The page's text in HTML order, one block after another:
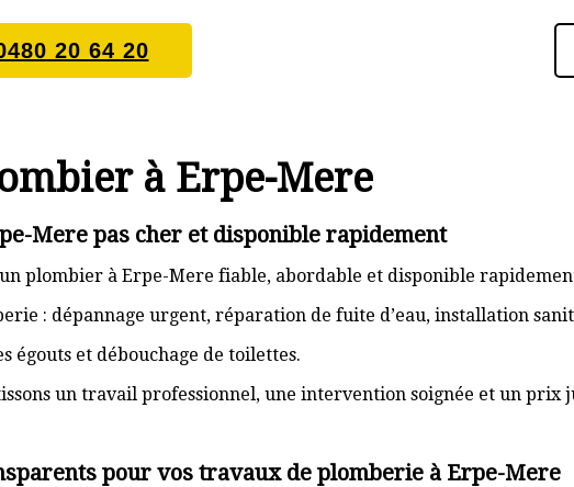
20 64 20
à Erpe-Mere
Mere pas cher et disponible rapidement
plombier à Erpe-Mere fiable, abordable et disponible
: dépannage urgent, réparation de fuite d’eau, installation
égouts et débouchage de toilettes.
un travail professionnel, une intervention soignée et un prix
pour vos travaux de plomberie à Erpe-Mere